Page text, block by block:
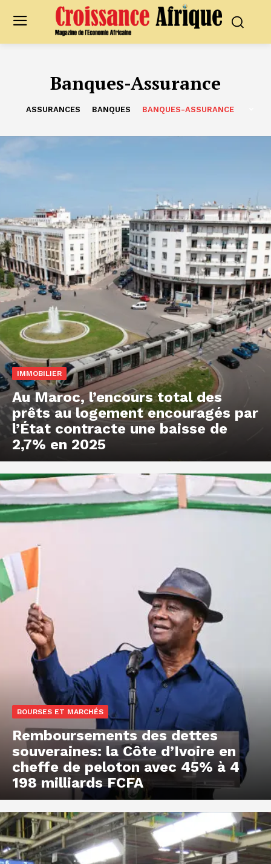
Banques-Assurance
ASSURANCES BANQUES BANQUES-ASSURANCE
IMMOBILIER
Au Maroc, l’encours total des
prêts au logement encouragés par
l’État contracte une baisse de
2,7% en 2025
BOURSES ET MARCHÉS
Remboursements des dettes
souveraines: la Côte d’Ivoire en
cheffe de peloton avec 45% à 4
198 milliards FCFA